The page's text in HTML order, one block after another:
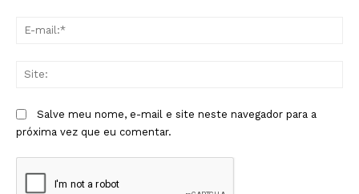
Salve meu nome, e-mail e site neste navegador para a
próxima vez que eu comentar.